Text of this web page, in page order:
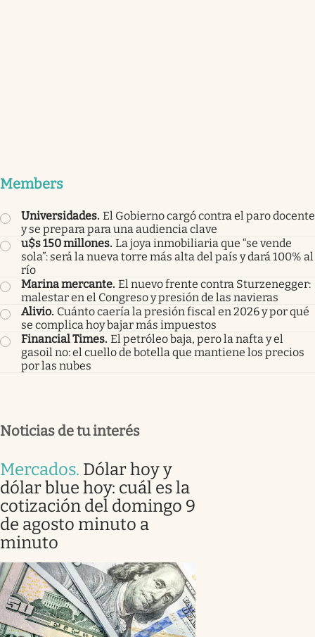
Members
Universidades. El Gobierno cargó contra el paro docente
y se prepara para una audiencia clave
u$s 150 millones. La joya inmobiliaria que “se vende
sola”: será la nueva torre más alta del país y dará 100% al
río
Marina mercante. El nuevo frente contra Sturzenegger:
malestar en el Congreso y presión de las navieras
Alivio. Cuánto caería la presión fiscal en 2026 y por qué
se complica hoy bajar más impuestos
Financial Times. El petróleo baja, pero la nafta y el
gasoil no: el cuello de botella que mantiene los precios
por las nubes
Noticias de tu interés
Mercados. Dólar hoy y
dólar blue hoy: cuál es la
cotización del domingo 9
de agosto minuto a
minuto